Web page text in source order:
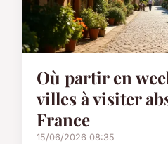
Où partir en
villes à visiter
France
15/06/2026 08:35